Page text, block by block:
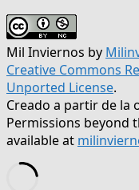
Mil Inviernos by
Creative Commons
Unported License.
Creado a partir de la
Permissions beyond
available at